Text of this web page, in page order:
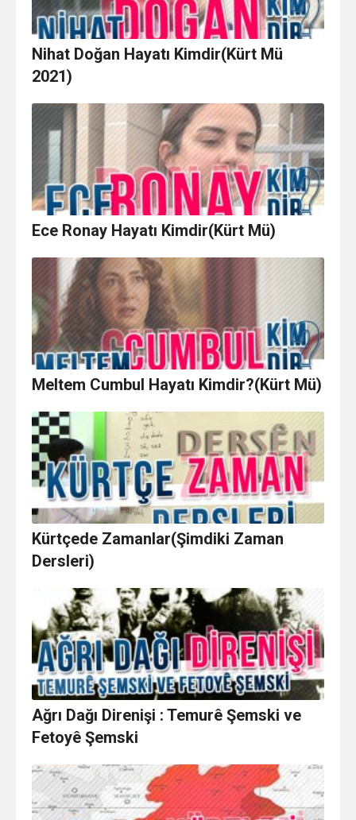
Nihat Doğan Hayatı Kimdir(Kürt Mü
2021)
Ece Ronay Hayatı Kimdir(Kürt Mü)
Meltem Cumbul Hayatı Kimdir?(Kürt Mü)
Kürtçede Zamanlar(Şimdiki Zaman
Dersleri)
Ağrı Dağı Direnişi : Temurê Şemski ve
Fetoyê Şemski